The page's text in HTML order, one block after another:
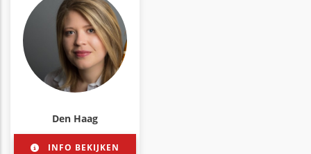
Den Haag
INFO BEKIJKEN